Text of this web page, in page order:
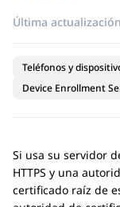
Última
Teléfonos y
Device Enrollment
Si usa su servidor
HTTPS y una
certificado raíz de